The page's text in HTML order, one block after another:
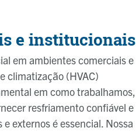
e institucionais
em ambientes comerciais e
climatização (HVAC)
em como trabalhamos,
resfriamento confiável e
externos é essencial. Nossa